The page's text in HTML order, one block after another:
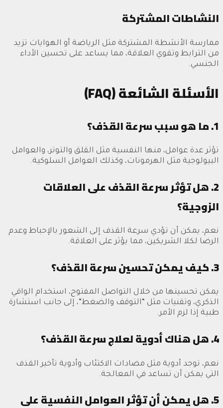
النشاطات المشتركة
ممارسة الأنشطة المشتركة مثل الرياضة أو الهوايات تزيد
من الترابط وتقوي العلاقة، مما يساعد على تحسين الأداء
الجنسي.
الأسئلة الشائعة (FAQ)
1. ما هو سبب سرعة القذف؟
تؤثر عدة عوامل، منها النفسية مثل القلق والتوتر، والعوامل
البيولوجية مثل الهرمونات، وكذلك العوامل السلوكية.
2. هل تؤثر سرعة القذف على العلاقات
الزوجية؟
نعم، يمكن أن تؤدي سرعة القذف إلى الشعور بالإحباط وعدم
الرضا لكلا الشريكين، مما يؤثر على العلاقة.
3. كيف يمكن تحسين سرعة القذف؟
يمكن تحسينها من خلال التواصل المفتوح، استخدام الواقي
الذكري، وتقنيات مثل “التوقف والضغط”، إلى جانب استشارة
طبية إذا لزم الأمر.
4. هل هناك أدوية لعلاج سرعة القذف؟
نعم، توجد أدوية مثل مضادات الاكتئاب وأدوية تأخير القذف
التي يمكن أن تساعد في المعالجة.
5. هل يمكن أن تؤثر العوامل النفسية على